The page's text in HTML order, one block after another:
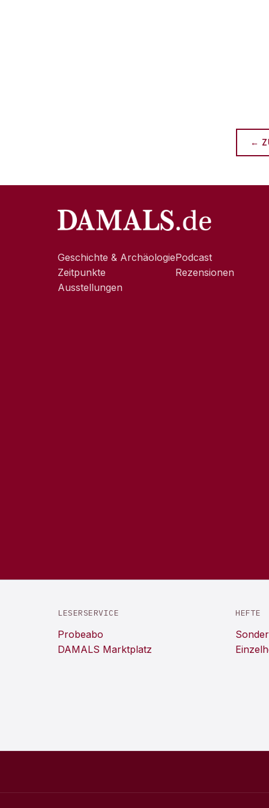
←
Geschichte & Archäologie
Zeitpunkte
Ausstellungen
Podcast
Rezensionen
LESERSERVICE
Probeabo
DAMALS Marktplatz
HEFTE